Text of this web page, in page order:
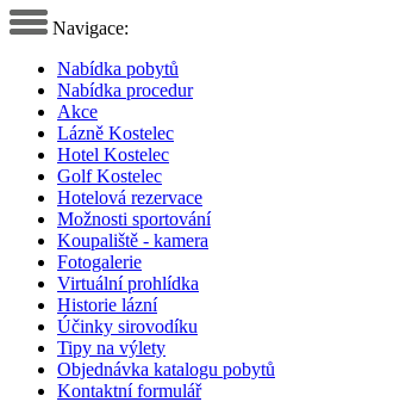
Navigace:
Nabídka pobytů
Nabídka procedur
Akce
Lázně Kostelec
Hotel Kostelec
Golf Kostelec
Hotelová rezervace
Možnosti sportování
Koupaliště - kamera
Fotogalerie
Virtuální prohlídka
Historie lázní
Účinky sirovodíku
Tipy na výlety
Objednávka katalogu pobytů
Kontaktní formulář